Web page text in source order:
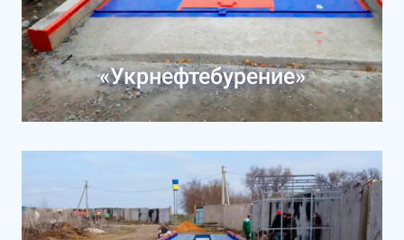
«Укрнефтебурение»